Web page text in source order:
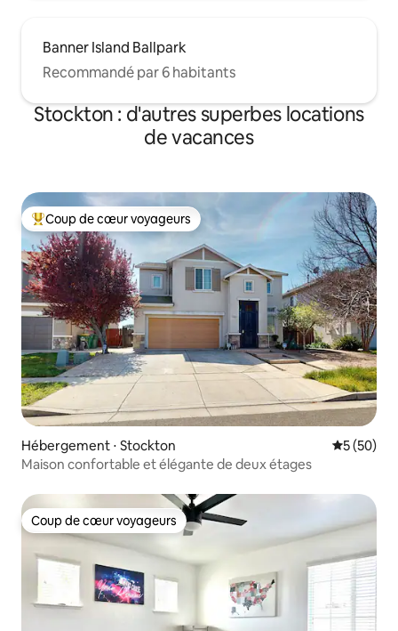
Banner Island Ballpark
Recommandé par 6 habitants
Stockton : d'autres superbes locations
de vacances
Coups de cœur voyageurs les plus appréciés
Coup de cœur voyageurs
Hébergement ⋅ Stockton
5 (50)
Maison confortable et élégante de deux étages
Coup de cœur voyageurs
Coup de cœur voyageurs